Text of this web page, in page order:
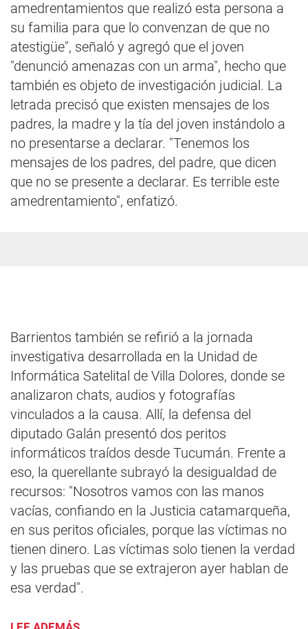
amedrentamientos que realizó esta persona a
su familia para que lo convenzan de que no
atestigüe", señaló y agregó que el joven
"denunció amenazas con un arma", hecho que
también es objeto de investigación judicial. La
letrada precisó que existen mensajes de los
padres, la madre y la tía del joven instándolo a
no presentarse a declarar. "Tenemos los
mensajes de los padres, del padre, que dicen
que no se presente a declarar. Es terrible este
amedrentamiento", enfatizó.
Barrientos también se refirió a la jornada
investigativa desarrollada en la Unidad de
Informática Satelital de Villa Dolores, donde se
analizaron chats, audios y fotografías
vinculados a la causa. Allí, la defensa del
diputado Galán presentó dos peritos
informáticos traídos desde Tucumán. Frente a
eso, la querellante subrayó la desigualdad de
recursos: "Nosotros vamos con las manos
vacías, confiando en la Justicia catamarqueña,
en sus peritos oficiales, porque las víctimas no
tienen dinero. Las víctimas solo tienen la verdad
y las pruebas que se extrajeron ayer hablan de
esa verdad".